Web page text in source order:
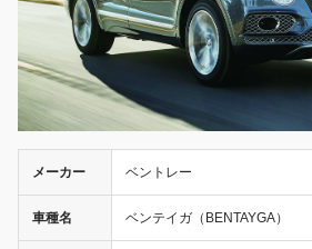
メーカー ベントレー
車種名 ベンテイガ（BENTAYGA）